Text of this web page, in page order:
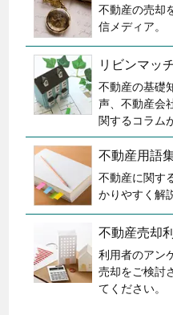
不動産の売却
信メディア。
リビンマッ
不動産の基礎
声、不動産会
関するコラム
不動産用語
不動産に関す
かりやすく解
不動産売却
利用者のアン
売却をご検討
てください。